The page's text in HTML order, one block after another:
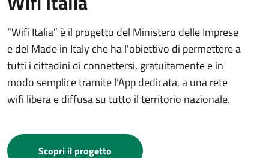
“Wifi Italia” è il progetto del Ministero delle Imprese
e del Made in Italy che ha l'obiettivo di permettere a
tutti i cittadini di connettersi, gratuitamente e in
modo semplice tramite l’App dedicata, a una rete
wifi libera e diffusa su tutto il territorio nazionale.
Scopri il progetto